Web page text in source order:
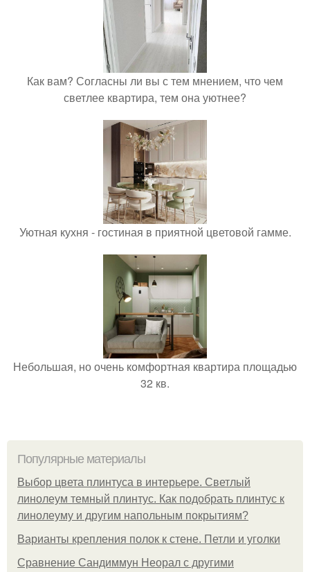
Как вам? Согласны ли вы с тем мнением, что чем
светлее квартира, тем она уютнее?
Уютная кухня - гостиная в приятной цветовой гамме.
Небольшая, но очень комфортная квартира площадью
32 кв.
Популярные материалы
Выбор цвета плинтуса в интерьере. Светлый
линолеум темный плинтус. Как подобрать плинтус к
линолеуму и другим напольным покрытиям?
Варианты крепления полок к стене. Петли и уголки
Сравнение Сандиммун Неорал с другими